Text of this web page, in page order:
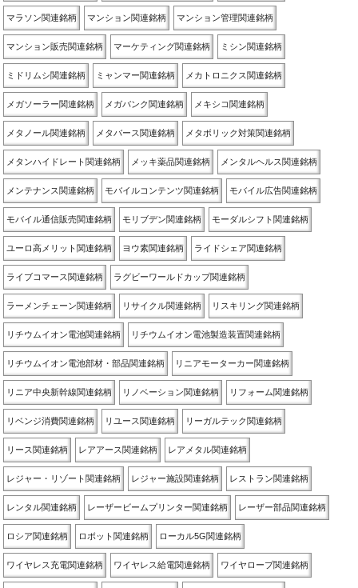
マラソン関連銘柄 マンション関連銘柄 マンション管理関連銘柄
マンション販売関連銘柄 マーケティング関連銘柄 ミシン関連銘柄
ミドリムシ関連銘柄 ミャンマー関連銘柄 メカトロニクス関連銘柄
メガソーラー関連銘柄 メガバンク関連銘柄 メキシコ関連銘柄
メタノール関連銘柄 メタバース関連銘柄 メタボリック対策関連銘柄
メタンハイドレート関連銘柄 メッキ薬品関連銘柄 メンタルヘルス関連銘柄
メンテナンス関連銘柄 モバイルコンテンツ関連銘柄 モバイル広告関連銘柄
モバイル通信販売関連銘柄 モリブデン関連銘柄 モーダルシフト関連銘柄
ユーロ高メリット関連銘柄 ヨウ素関連銘柄 ライドシェア関連銘柄
ライブコマース関連銘柄 ラグビーワールドカップ関連銘柄
ラーメンチェーン関連銘柄 リサイクル関連銘柄 リスキリング関連銘柄
リチウムイオン電池関連銘柄 リチウムイオン電池製造装置関連銘柄
リチウムイオン電池部材・部品関連銘柄 リニアモーターカー関連銘柄
リニア中央新幹線関連銘柄 リノベーション関連銘柄 リフォーム関連銘柄
リベンジ消費関連銘柄 リユース関連銘柄 リーガルテック関連銘柄
リース関連銘柄 レアアース関連銘柄 レアメタル関連銘柄
レジャー・リゾート関連銘柄 レジャー施設関連銘柄 レストラン関連銘柄
レンタル関連銘柄 レーザービームプリンター関連銘柄 レーザー部品関連銘柄
ロシア関連銘柄 ロボット関連銘柄 ローカル5G関連銘柄
ワイヤレス充電関連銘柄 ワイヤレス給電関連銘柄 ワイヤロープ関連銘柄